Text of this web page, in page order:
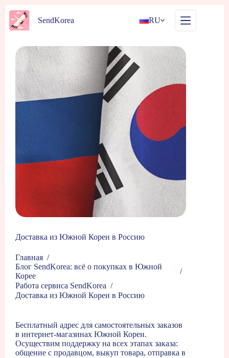
Перейти
сути
SendKorea RU
Доставка из Южной Кореи в Россию
Главная /
Блог SendKorea: всё о покупках в Южной
Корее
/
Работа сервиса SendKorea /
Доставка из Южной Кореи в Россию
Бесплатный адрес для самостоятельных заказов
в интернет-магазинах Южной Кореи.
Осуществим поддержку на всех этапах заказа:
общение с продавцом, выкуп товара, отправка в